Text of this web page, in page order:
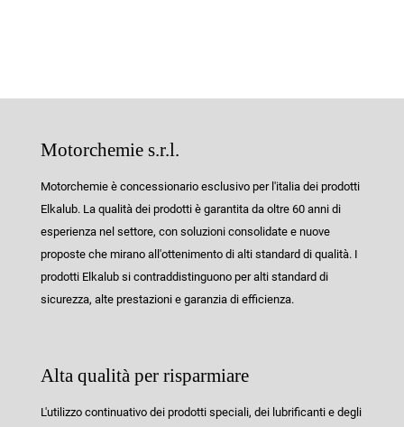
Motorchemie s.r.l.
Motorchemie è concessionario esclusivo per l'italia dei prodotti
Elkalub. La qualità dei prodotti è garantita da oltre 60 anni di
esperienza nel settore, con soluzioni consolidate e nuove
proposte che mirano all'ottenimento di alti standard di qualità. I
prodotti Elkalub si contraddistinguono per alti standard di
sicurezza, alte prestazioni e garanzia di efficienza.
Alta qualità per risparmiare
L'utilizzo continuativo dei prodotti speciali, dei lubrificanti e degli